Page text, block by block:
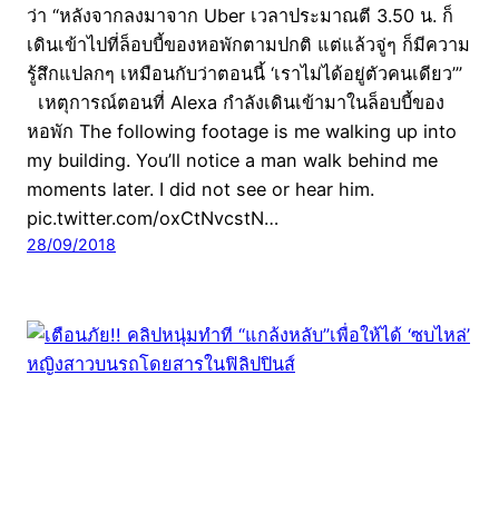
ว่า “หลังจากลงมาจาก Uber เวลาประมาณตี 3.50 น. ก็
เดินเข้าไปที่ล็อบบี้ของหอพักตามปกติ แต่แล้วจู่ๆ ก็มีความ
รู้สึกแปลกๆ เหมือนกับว่าตอนนี้ ‘เราไม่ได้อยู่ตัวคนเดียว’”
เหตุการณ์ตอนที่ Alexa กำลังเดินเข้ามาในล็อบบี้ของ
หอพัก The following footage is me walking up into
my building. You’ll notice a man walk behind me
moments later. I did not see or hear him.
pic.twitter.com/oxCtNvcstN…
28/09/2018